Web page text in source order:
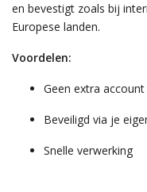
en bevestigt zoals bij
Europese landen.
Voordelen:
Geen extra
Beveiligd via je
Snelle verwerking